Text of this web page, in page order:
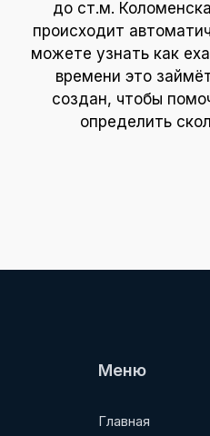
до ст.м.
происходит
можете узнать как
времени это
создан, чтобы
определить
Меню
Главная